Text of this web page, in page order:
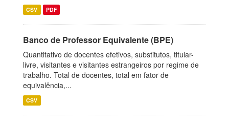
CSV PDF
Banco de Professor Equivalente (BPE)
Quantitativo de docentes efetivos, substitutos, titular-
livre, visitantes e visitantes estrangeiros por regime de
trabalho. Total de docentes, total em fator de
equivalência,...
CSV